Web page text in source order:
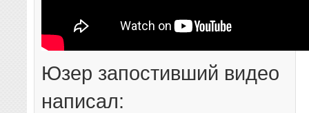
Юзер запостивший видео
написал: